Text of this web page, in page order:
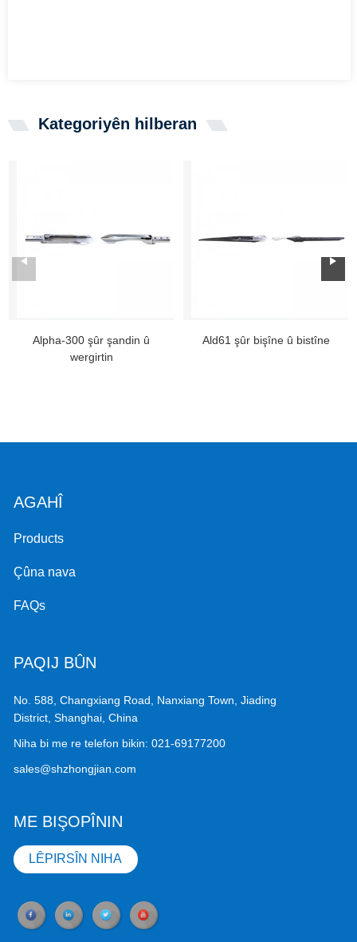
Kategoriyên hilberan
Alpha-300 şûr şandin û
wergirtin
Ald61 şûr bişîne û bistîne
AGAHÎ
Products
Çûna nava
FAQs
PAQIJ BÛN
No. 588, Changxiang Road, Nanxiang Town, Jiading
District, Shanghai, China
Niha bi me re telefon bikin: 021-69177200
sales@shzhongjian.com
ME BIŞOPÎNIN
LÊPIRSÎN NIHA